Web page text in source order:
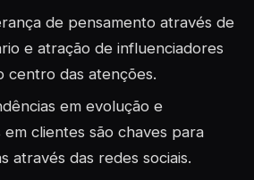
de pensamento através de
e atração de influenciadores
centro das atenções.
em evolução e
clientes são chaves para
através das redes sociais.